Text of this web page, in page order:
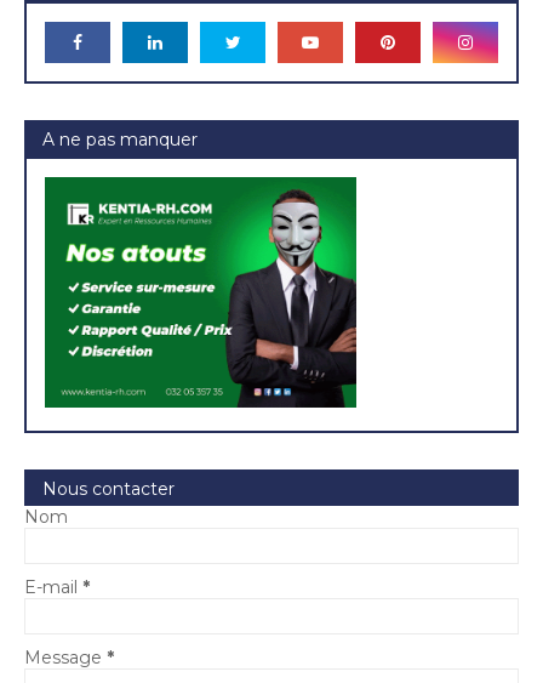
A ne pas manquer
Nous contacter
Nom
E-mail *
Message *